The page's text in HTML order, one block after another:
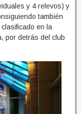
y 4 relevos) y
también
en la
por detrás del club